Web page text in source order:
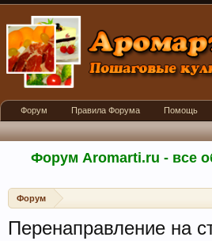
Форум Aromarti.ru - все
Форум
Перенаправление на
Форум Правила Форума Помощь